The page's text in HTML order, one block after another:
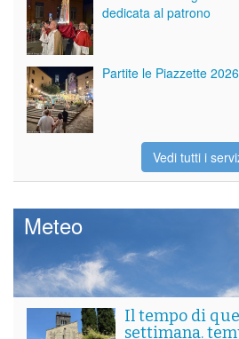
dedicata al patrono
Partite le Piazzette 2026
Vedi tutti i
Meteo
Il tempo di
settimana.